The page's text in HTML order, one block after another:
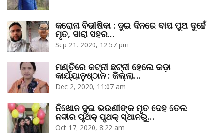
କରୋନା ବିଭୀଷିକା : ଦୁଇ ଦିନରେ ବାପ ପୁଅ ଦୁହେଁ
ମୃତ, ସାରା ସହର…
Sep 21, 2020, 12:57 pm
ମଣ୍ତିରେ କଟ୍‌ନୀ ଛଟ୍‌ନୀ ହେଲେ କଡ଼ା
କାର୍ଯ୍ୟାନୁଷ୍ଠାନ : ଜିଲ୍ଲା…
Dec 2, 2020, 11:07 am
ନିଖୋଜ ଦୁଇ ଭଉଣୀଙ୍କ ମୃତ ଦେହ ତେଲ
ନଦୀର ପୃଥକ୍‌ ପୃଥକ୍‌ ସ୍ଥାନରୁ…
Oct 17, 2020, 8:22 am